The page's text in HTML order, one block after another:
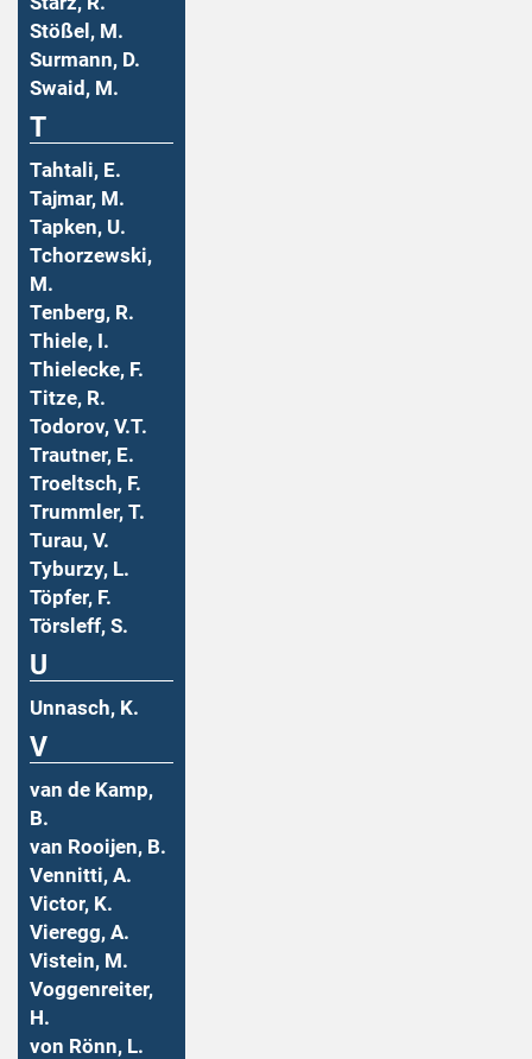
Stößel, M.
Surmann, D.
Swaid, M.
T
Tahtali, E.
Tajmar, M.
Tapken, U.
Tchorzewski,
M.
Tenberg, R.
Thiele, I.
Thielecke, F.
Titze, R.
Todorov, V.T.
Trautner, E.
Troeltsch, F.
Trummler, T.
Turau, V.
Tyburzy, L.
Töpfer, F.
Törsleff, S.
U
Unnasch, K.
V
van de Kamp,
B.
van Rooijen, B.
Vennitti, A.
Victor, K.
Vieregg, A.
Vistein, M.
Voggenreiter,
H.
von Rönn, L.